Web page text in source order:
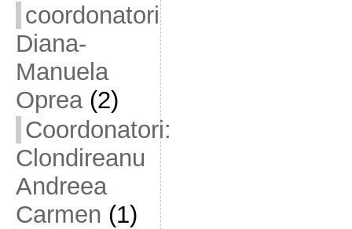
coordonatori
Diana-
Manuela
Oprea(2)
Coordonatori:
Clondireanu
Andreea
Carmen (1)